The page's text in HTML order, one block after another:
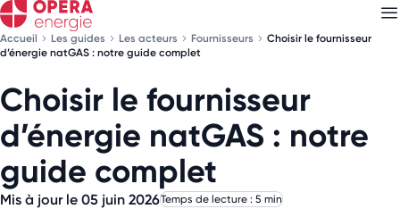
Accueil Les guides Les acteurs Fournisseurs
Choisir le fournisseur
d’énergie natGAS : notre guide complet
Choisir le fournisseur
d’énergie natGAS : notre
guide complet
Mis à jour le 05 juin 2026Temps de lecture : 5 min
Découvrez nos newsletters
Choisissez les newsletters qui vous intéressent